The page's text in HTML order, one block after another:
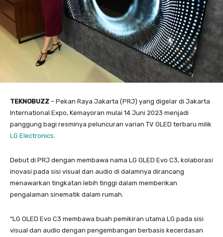
TEKNOBUZZ – Pekan Raya Jakarta (PRJ) yang digelar di Jakarta
International Expo, Kemayoran mulai 14 Juni 2023 menjadi
panggung bagi resminya peluncuran varian TV OLED terbaru milik
LG Electronics
Debut di PRJ dengan membawa nama LG OLED Evo C3, kolaborasi
inovasi pada sisi visual dan audio di dalamnya dirancang
menawarkan tingkatan lebih tinggi dalam memberikan
pengalaman sinematik dalam rumah.
“LG OLED Evo C3 membawa buah pemikiran utama LG pada sisi
visual dan audio dengan pengembangan berbasis kecerdasan